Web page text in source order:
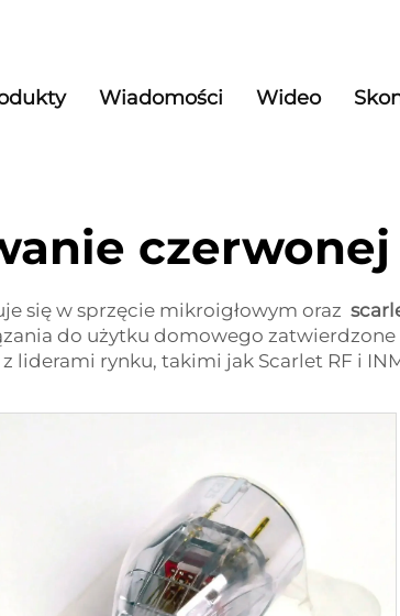
Wiadomości Wideo
się w sprzęcie mikroigłowym oraz
do użytku domowego zatwierdzone
liderami rynku, takimi jak Scarlet RF i